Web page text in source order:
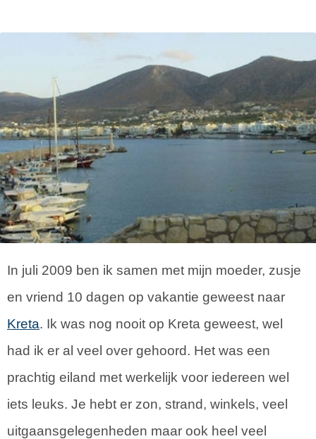
In juli 2009 ben ik samen met mijn moeder, zusje
en vriend 10 dagen op vakantie geweest naar
Kreta. Ik was nog nooit op Kreta geweest, wel
had ik er al veel over gehoord. Het was een
prachtig eiland met werkelijk voor iedereen wel
iets leuks. Je hebt er zon, strand, winkels, veel
uitgaansgelegenheden maar ook heel veel